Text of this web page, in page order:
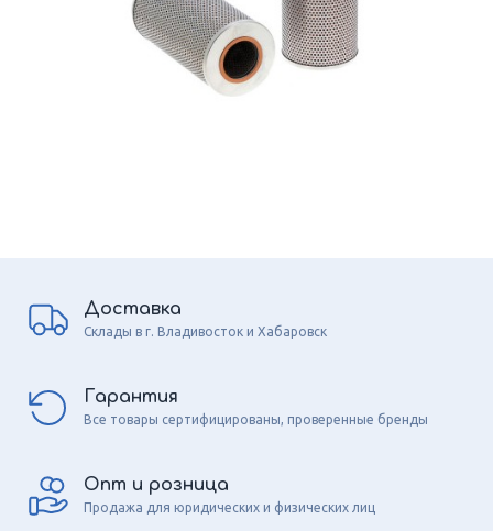
Доставка
Склады в г. Владивосток и Хабаровск
Гарантия
Все товары сертифицированы, проверенные бренды
Опт и розница
Продажа для юридических и физических лиц